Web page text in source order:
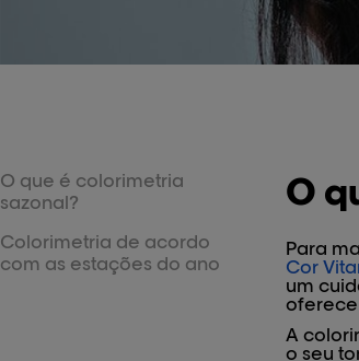
O que é colorimetria
sazonal?
Colorimetria de acordo
com as estações do ano
O
Para
Cor
um
A
o seu